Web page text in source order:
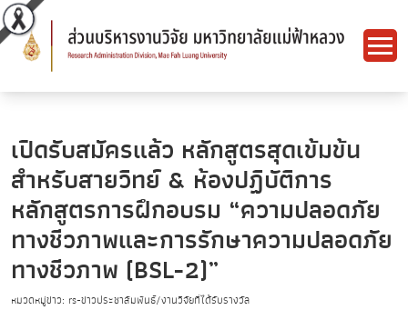
เปิดรับสมัครแล้ว หลักสูตรสุดเข้มข้น
สำหรับสายวิทย์ & ห้องปฏิบัติการ
หลักสูตรการฝึกอบรม “ความปลอดภัย
ทางชีวภาพและการรักษาความปลอดภัย
ทางชีวภาพ (BSL-2)”
หมวดหมู่ข่าว: rs-ข่าวประชาสัมพันธ์/งานวิจัยที่ได้รับรางวัล